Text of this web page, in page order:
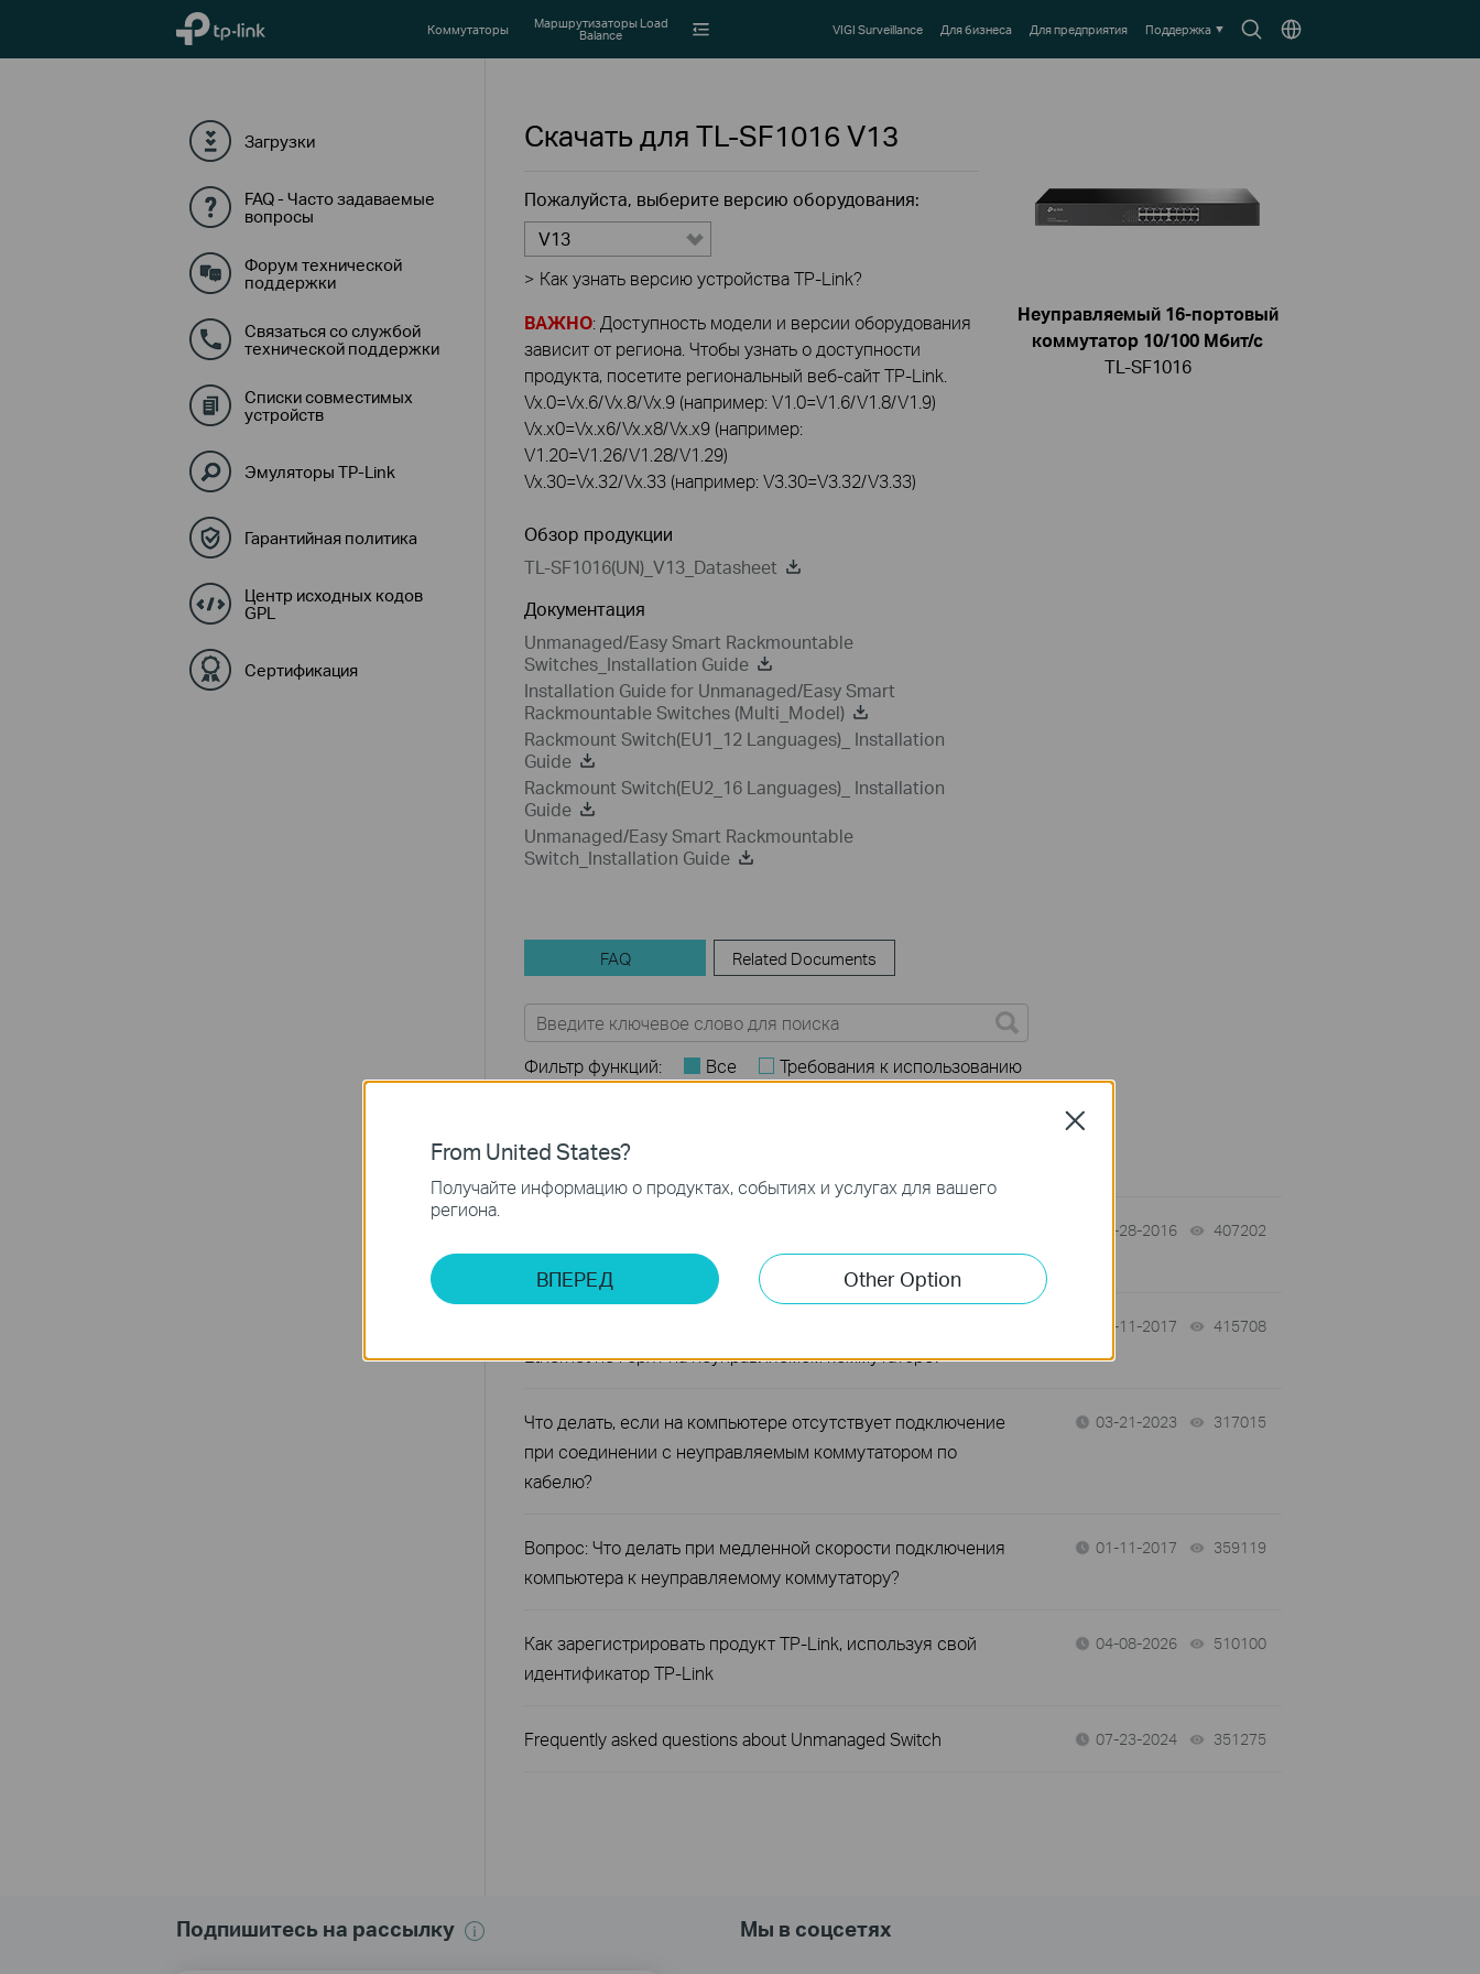
TP-Link, Reliably Smart
SearchВыберите
Коммутаторы Маршрутизаторы Load
Balance VIGI Surveillance Для бизнеса Для предприятия Поддержка
Загрузки
FAQ - Часто задаваемые
вопросы
Форум технической
поддержки
Связаться со службой
технической поддержки
Списки совместимых
устройств
Эмуляторы TP-Link
Гарантийная политика
Центр исходных кодов
GPL
Сертификация
Скачать для TL-SF1016 V13
Пожалуйста, выберите версию оборудования:
V13
> Как узнать версию устройства TP-Link?
ВАЖНО: Доступность модели и версии оборудования
зависит от региона. Чтобы узнать о доступности
продукта, посетите региональный веб-сайт TP-Link.
Vx.0=Vx.6/Vx.8/Vx.9 (например: V1.0=V1.6/V1.8/V1.9)
Vx.x0=Vx.x6/Vx.x8/Vx.x9 (например:
V1.20=V1.26/V1.28/V1.29)
Vx.30=Vx.32/Vx.33 (например: V3.30=V3.32/V3.33)
Обзор продукции
TL-SF1016(UN)_V13_Datasheet
Документация
Unmanaged/Easy Smart Rackmountable
Switches_Installation Guide
Installation Guide for Unmanaged/Easy Smart
Rackmountable Switches (Multi_Model)
Rackmount Switch(EU1_12 Languages)_ Installation
Guide
Rackmount Switch(EU2_16 Languages)_ Installation
Guide
Unmanaged/Easy Smart Rackmountable
Switch_Installation Guide
Неуправляемый 16-портовый
коммутатор 10/100 Мбит/с
TL-SF1016
FAQ Related Documents
Фильтр функций: Все
Требования к использованию
Вопросы и ответы по функционалу или параметрам спецификаций
Часто задаваемые вопросы
применения различных серий коммутаторов?
03-28-2016 407202
Ethernet не горят на неуправляемом коммутаторе?
01-11-2017 415708
Что делать, если на компьютере отсутствует подключение
при соединении с неуправляемым коммутатором по
кабелю?
03-21-2023 317015
Вопрос: Что делать при медленной скорости подключения
компьютера к неуправляемому коммутатору?
01-11-2017 359119
Как зарегистрировать продукт TP-Link, используя свой
идентификатор TP-Link
04-08-2026 510100
Frequently asked questions about Unmanaged Switch 07-23-2024 351275
Подпишитесь на рассылку Мы в соцсетях
From United States?
Получайте информацию о продуктах, событиях и услугах для вашего
региона.
ВПЕРЕД Other Option
Close